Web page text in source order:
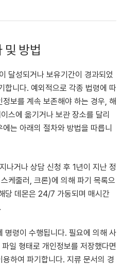
및 방법
달성되거나 보유기간이 경과되었
합니다. 예외적으로 각종 법령에 따
보를 계속 보존해야 하는 경우, 해
스에 옮기거나 보관 장소를 달리
는 아래의 절차와 방법을 따릅니
나거나 상담 신청 후 1년이 지난 정
케줄러, 크론)에 의해 파기 목록으
당 데몬은 24/7 가동되며 매시간
명령이 수행됩니다. 필요에 의해 사
일 형태로 개인정보를 저장했다면
하여 파기합니다. 지류 문서의 경